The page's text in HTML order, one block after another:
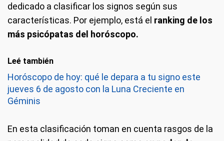
dedicado a clasificar los signos según sus
características. Por ejemplo, está el ranking de los
más psicópatas del horóscopo.
Leé también
Horóscopo de hoy: qué le depara a tu signo este
jueves 6 de agosto con la Luna Creciente en
Géminis
En esta clasificación toman en cuenta rasgos de la